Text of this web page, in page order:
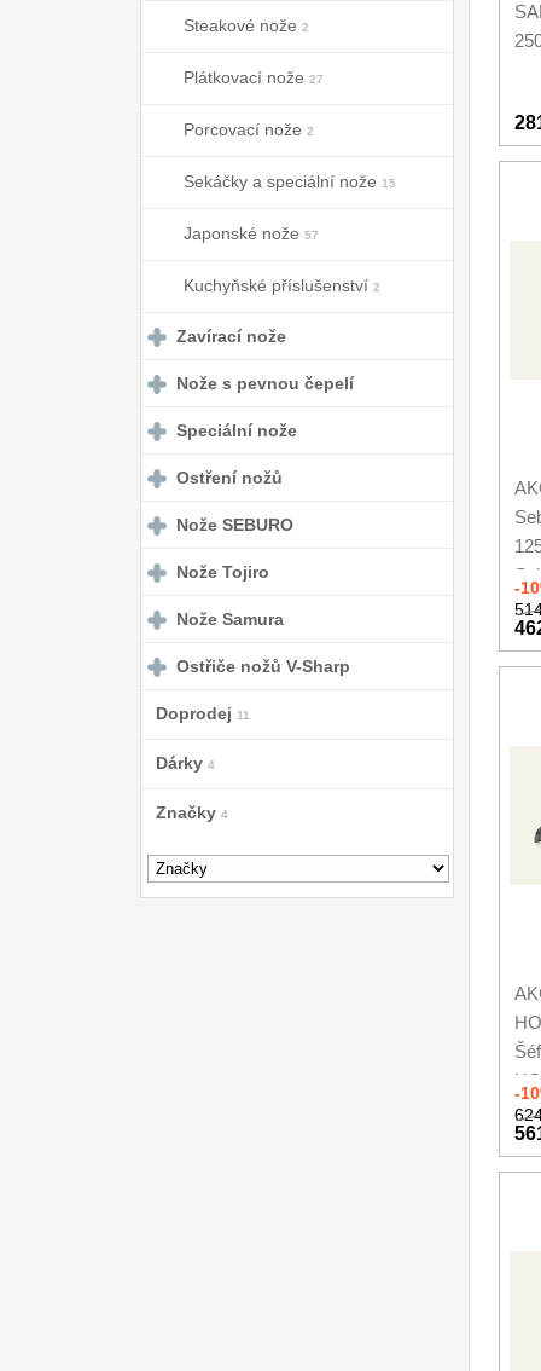
Steakové nože 2
Plátkovací nože 27
Porcovací nože 2
Sekáčky a speciální nože 15
Japonské nože 57
Kuchyňské příslušenství 2
Zavírací nože
Nože s pevnou čepelí
Speciální nože
Ostření nožů
Nože SEBURO
Nože Tojiro
Nože Samura
Ostřiče nožů V-Sharp
Doprodej 11
Dárky 4
Značky 4
-
-